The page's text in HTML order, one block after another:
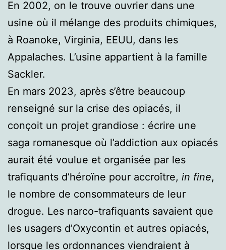
En 2002, on le trouve ouvrier dans une
usine où il mélange des produits chimiques,
à Roanoke, Virginia, EEUU, dans les
Appalaches. L’usine appartient à la famille
Sackler.
En mars 2023, après s’être beaucoup
renseigné sur la crise des opiacés, il
conçoit un projet grandiose : écrire une
saga romanesque où l’addiction aux opiacés
aurait été voulue et organisée par les
trafiquants d’héroïne pour accroître, in fine,
le nombre de consommateurs de leur
drogue. Les narco-trafiquants savaient que
les usagers d’Oxycontin et autres opiacés,
lorsque les ordonnances viendraient à